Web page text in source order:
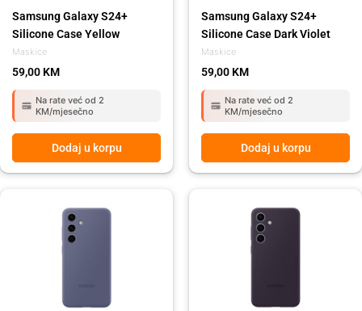
Maskice
Samsung Galaxy S24+
Silicone Case Yellow
59,00 KM
Na rate već od 2
KM/mjesečno
Dodaj u korpu
Maskice
Samsung Galaxy S24+
Silicone Case Dark Violet
59,00 KM
Na rate već od 2
KM/mjesečno
Dodaj u korpu